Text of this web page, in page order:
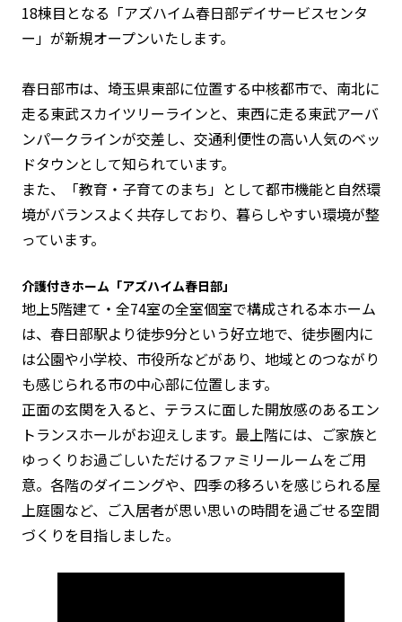
18棟目となる「アズハイム春日部デイサービスセンタ
ー」が新規オープンいたします。
春日部市は、埼玉県東部に位置する中核都市で、南北に
走る東武スカイツリーラインと、東西に走る東武アーバ
ンパークラインが交差し、交通利便性の高い人気のベッ
ドタウンとして知られています。
また、「教育・子育てのまち」として都市機能と自然環
境がバランスよく共存しており、暮らしやすい環境が整
っています。
介護付きホーム「アズハイム春日部」
地上5階建て・全74室の全室個室で構成される本ホーム
は、春日部駅より徒歩9分という好立地で、徒歩圏内に
は公園や小学校、市役所などがあり、地域とのつながり
も感じられる市の中心部に位置します。
正面の玄関を入ると、テラスに面した開放感のあるエン
トランスホールがお迎えします。最上階には、ご家族と
ゆっくりお過ごしいただけるファミリールームをご用
意。各階のダイニングや、四季の移ろいを感じられる屋
上庭園など、ご入居者が思い思いの時間を過ごせる空間
づくりを目指しました。